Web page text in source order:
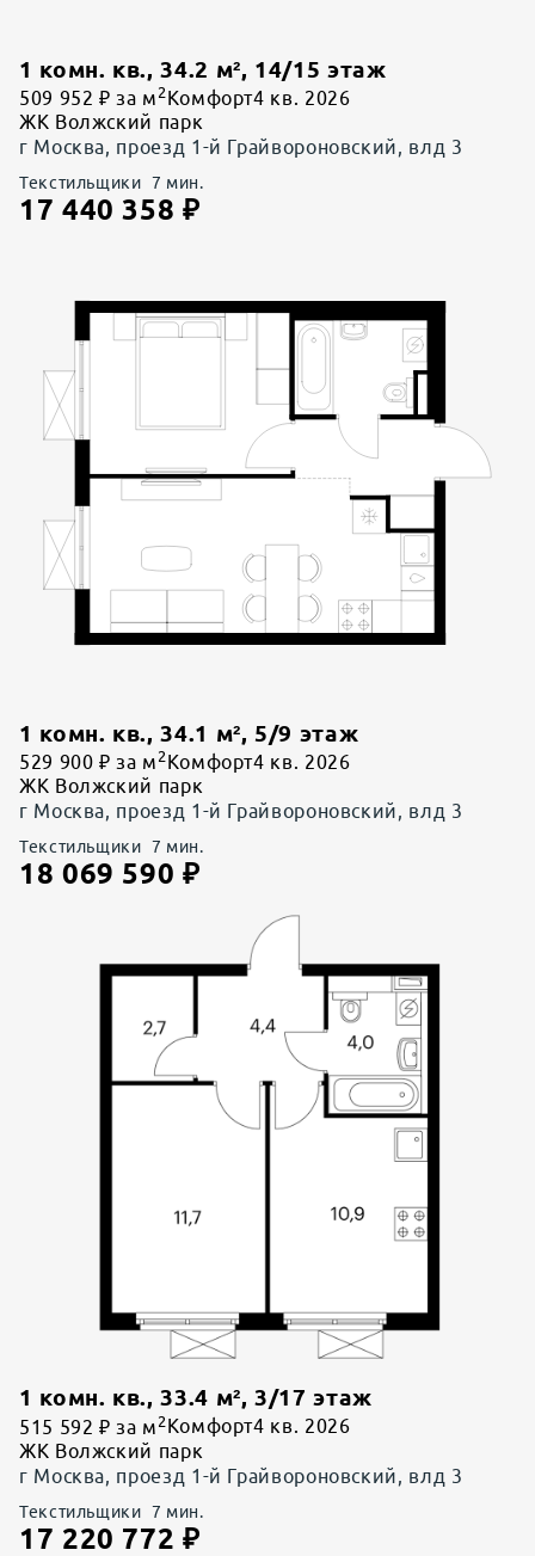
1 комн. кв., 34.2 м², 14/15 этаж
509 952 ₽ за м 2 Комфорт4 кв. 2026
ЖК Волжский парк
г Москва, проезд 1-й Грайвороновский, влд 3
Текстильщики 7 мин.
17 440 358 ₽
1 комн. кв., 34.1 м², 5/9 этаж
529 900 ₽ за м 2 Комфорт4 кв. 2026
ЖК Волжский парк
г Москва, проезд 1-й Грайвороновский, влд 3
Текстильщики 7 мин.
18 069 590 ₽
1 комн. кв., 33.4 м²,3/17 этаж
515 592 ₽ за м 2 Комфорт4 кв. 2026
ЖК Волжский парк
г Москва, проезд 1-й Грайвороновский, влд 3
Текстильщики 7 мин.
17 220 772 ₽